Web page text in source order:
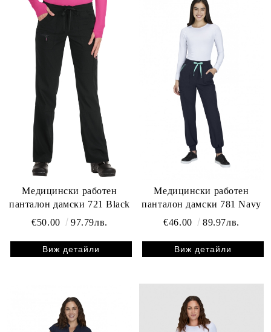
Медицински работен
панталон дамски 721 Black
€50.00
97.79лв.
Виж детайли
Медицински работен
панталон дамски 781 Navy
€46.00
89.97лв.
Виж детайли